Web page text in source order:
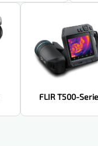
FLIR T500-Serie